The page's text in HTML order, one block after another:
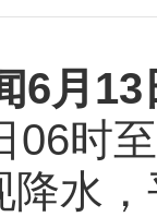
6月13
06时
水